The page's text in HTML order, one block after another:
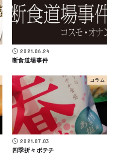
2021.06.24
断食道場事件
コラム
2021.07.03
四季折々ポテチ